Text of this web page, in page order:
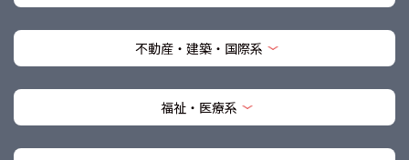
不動産・建築・国際系
福祉・医療系